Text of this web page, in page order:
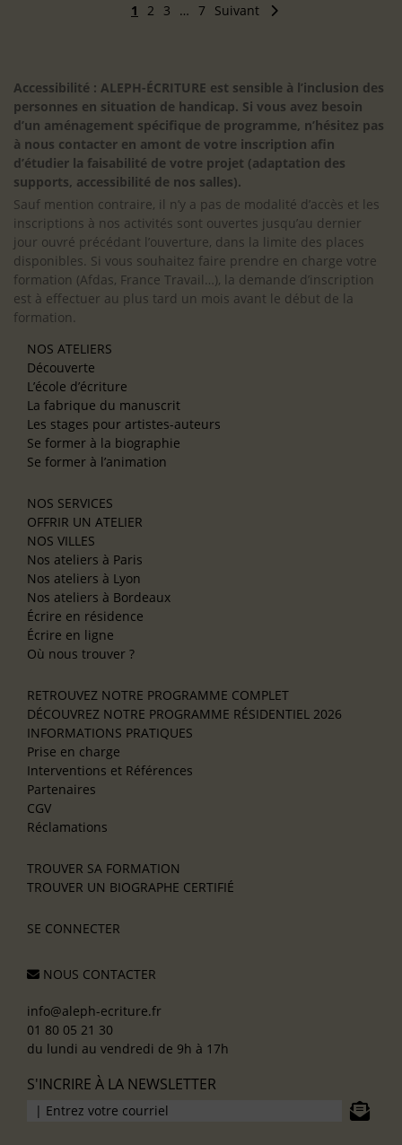
1 2 3 … 7 Suivant
Accessibilité : ALEPH-ÉCRITURE est sensible à l’inclusion des
personnes en situation de handicap. Si vous avez besoin
d’un aménagement spécifique de programme, n’hésitez pas
à nous contacter en amont de votre inscription afin
d’étudier la faisabilité de votre projet (adaptation des
supports, accessibilité de nos salles).
Sauf mention contraire, il n’y a pas de modalité d’accès et les
inscriptions à nos activités sont ouvertes jusqu’au dernier
jour ouvré précédant l’ouverture, dans la limite des places
disponibles. Si vous souhaitez faire prendre en charge votre
formation (Afdas, France Travail…), la demande d’inscription
est à effectuer au plus tard un mois avant le début de la
formation.
NOS ATELIERS
Découverte
L’école d’écriture
La fabrique du manuscrit
Les stages pour artistes-auteurs
Se former à la biographie
Se former à l’animation
NOS SERVICES
OFFRIR UN ATELIER
NOS VILLES
Nos ateliers à Paris
Nos ateliers à Lyon
Nos ateliers à Bordeaux
Écrire en résidence
Écrire en ligne
Où nous trouver ?
RETROUVEZ NOTRE PROGRAMME COMPLET
DÉCOUVREZ NOTRE PROGRAMME RÉSIDENTIEL 2026
INFORMATIONS PRATIQUES
Prise en charge
Interventions et Références
Partenaires
CGV
Réclamations
TROUVER SA FORMATION
TROUVER UN BIOGRAPHE CERTIFIÉ
SE CONNECTER
NOUS CONTACTER
info@aleph-ecriture.fr
01 80 05 21 30
du lundi au vendredi de 9h à 17h
S'INCRIRE À LA NEWSLETTER